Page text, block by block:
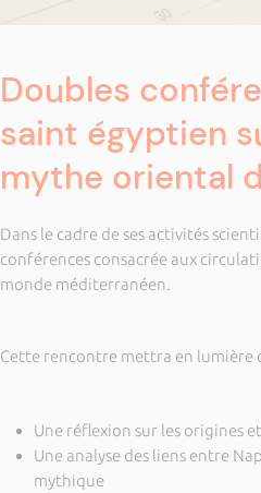
Doubles
saint égyptien
mythe oriental
Dans le cadre de ses activités
conférences consacrée aux
monde méditerranéen.
Cette rencontre mettra en lumière
Une réflexion sur les origines
Une analyse des liens entre
mythique